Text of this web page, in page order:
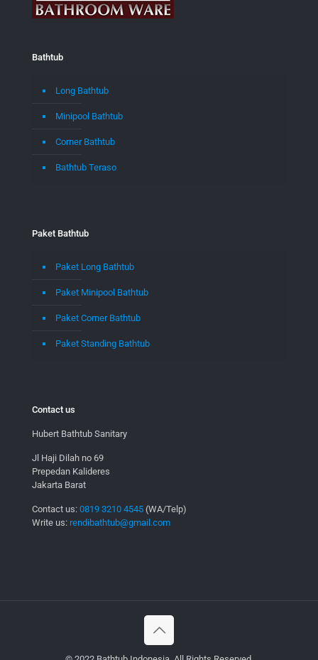
Bathtub
Long Bathtub
Minipool Bathtub
Corner Bathtub
Bathtub Teraso
Paket Bathtub
Paket Long Bathtub
Paket Minipool Bathtub
Paket Corner Bathtub
Paket Standing Bathtub
Contact us
Hubert Bathtub Sanitary
Jl Haji Dilah no 69
Prepedan Kalideres
Jakarta Barat
Contact us: 0819 3210 4545 (WA/Telp)
Write us: rendibathtub@gmail.com